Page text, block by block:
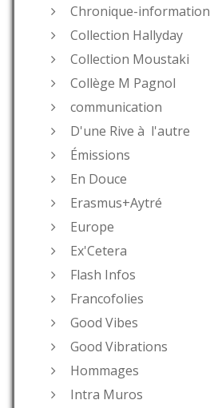
Chronique-information
Collection Hallyday
Collection Moustaki
Collège M Pagnol
communication
D'une Rive à l'autre
Émissions
En Douce
Erasmus+Aytré
Europe
Ex'Cetera
Flash Infos
Francofolies
Good Vibes
Good Vibrations
Hommages
Intra Muros